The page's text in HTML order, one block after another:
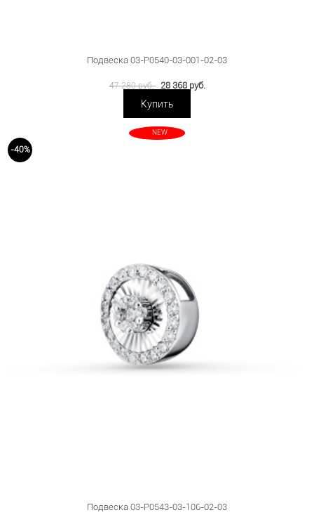
Подвеска 03-P0540-03-001-02-03
47 280 руб. 28 368 руб.
Купить
-40%
NEW
Подвеска 03-P0543-03-106-02-03